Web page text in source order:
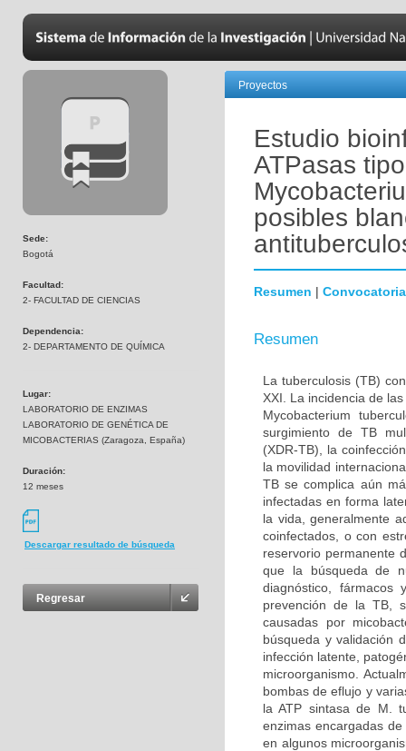
Sede:
Bogotá
Facultad:
2- FACULTAD DE CIENCIAS
Dependencia:
2- DEPARTAMENTO DE QUÍMICA
Lugar:
LABORATORIO DE ENZIMAS
LABORATORIO DE GENÉTICA DE
MICOBACTERIAS (Zaragoza, España)
Duración:
12 meses
Descargar resultado de búsqueda
Regresar
Proyectos
Estudio
ATPasas
posibles
Resumen | Convocatoria
Resumen
La tuberculosis (TB)
XXI. La incidencia de
Mycobacterium
surgimiento de TB
(XDR-TB), la
la movilidad
TB se complica aún
infectadas en forma
la vida, generalmente
coinfectados, o con
reservorio permanente
que la búsqueda de
diagnóstico,
prevención de la TB,
causadas por
búsqueda y validación
infección latente,
microorganismo.
bombas de eflujo y
la ATP sintasa de M.
enzimas encargadas
en algunos